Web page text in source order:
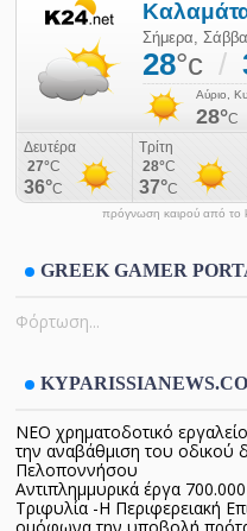
πρόγνωση καιρού από το
GREEK GAMER
Φόρτωση...
ΝΕΟ χρηματοδοτικό
την αναβάθμιση του οδικού
Πελοποννήσου
Αντιπλημμυρικά έργα
Τριφυλία -Η Περιφερειακή